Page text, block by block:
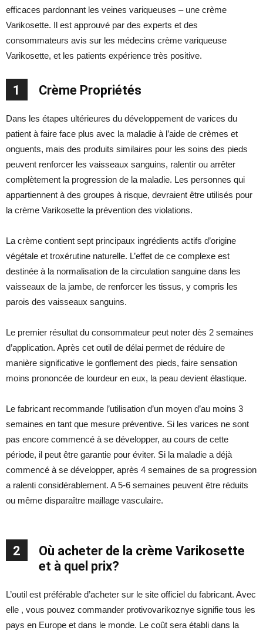
efficaces pardonnant les veines variqueuses – une crème
Varikosette. Il est approuvé par des experts et des
consommateurs avis sur les médecins crème variqueuse
Varikosette, et les patients expérience très positive.
1 Crème Propriétés
Dans les étapes ultérieures du développement de varices du
patient à faire face plus avec la maladie à l’aide de crèmes et
onguents, mais des produits similaires pour les soins des pieds
peuvent renforcer les vaisseaux sanguins, ralentir ou arrêter
complètement la progression de la maladie. Les personnes qui
appartiennent à des groupes à risque, devraient être utilisés pour
la crème Varikosette la prévention des violations.
La crème contient sept principaux ingrédients actifs d’origine
végétale et troxérutine naturelle. L’effet de ce complexe est
destinée à la normalisation de la circulation sanguine dans les
vaisseaux de la jambe, de renforcer les tissus, y compris les
parois des vaisseaux sanguins.
Le premier résultat du consommateur peut noter dès 2 semaines
d’application. Après cet outil de délai permet de réduire de
manière significative le gonflement des pieds, faire sensation
moins prononcée de lourdeur en eux, la peau devient élastique.
Le fabricant recommande l’utilisation d’un moyen d’au moins 3
semaines en tant que mesure préventive. Si les varices ne sont
pas encore commencé à se développer, au cours de cette
période, il peut être garantie pour éviter. Si la maladie a déjà
commencé à se développer, après 4 semaines de sa progression
a ralenti considérablement. A 5-6 semaines peuvent être réduits
ou même disparaître maillage vasculaire.
2
Où acheter de la crème Varikosette
et à quel prix?
L’outil est préférable d’acheter sur le site officiel du fabricant. Avec
elle , vous pouvez commander protivovarikoznye signifie tous les
pays en Europe et dans le monde. Le coût sera établi dans la